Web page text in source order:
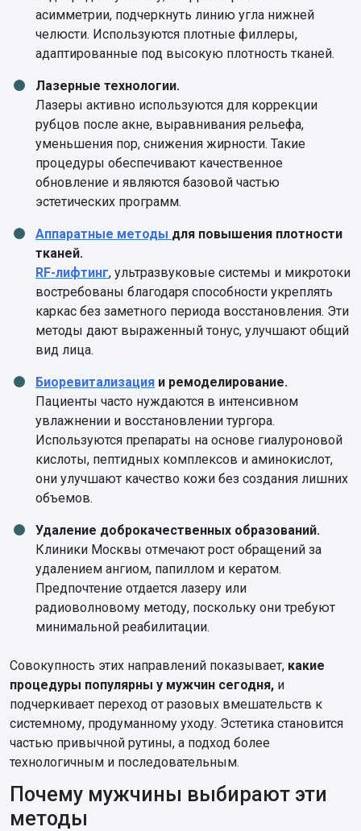
асимметрии, подчеркнуть линию угла нижней
челюсти. Используются плотные филлеры,
адаптированные под высокую плотность тканей.
Лазерные технологии.
Лазеры активно используются для коррекции
рубцов после акне, выравнивания рельефа,
уменьшения пор, снижения жирности. Такие
процедуры обеспечивают качественное
обновление и являются базовой частью
эстетических программ.
Аппаратные методы для повышения плотности
тканей.
RF-лифтинг, ультразвуковые системы и микротоки
востребованы благодаря способности укреплять
каркас без заметного периода восстановления. Эти
методы дают выраженный тонус, улучшают общий
вид лица.
Биоревитализация и ремоделирование.
Пациенты часто нуждаются в интенсивном
увлажнении и восстановлении тургора.
Используются препараты на основе гиалуроновой
кислоты, пептидных комплексов и аминокислот,
они улучшают качество кожи без создания лишних
объемов.
Удаление доброкачественных образований.
Клиники Москвы отмечают рост обращений за
удалением ангиом, папиллом и кератом.
Предпочтение отдается лазеру или
радиоволновому методу, поскольку они требуют
минимальной реабилитации.
Совокупность этих направлений показывает, какие
процедуры популярны у мужчин сегодня, и
подчеркивает переход от разовых вмешательств к
системному, продуманному уходу. Эстетика становится
частью привычной рутины, а подход более
технологичным и последовательным.
Почему мужчины выбирают эти
методы